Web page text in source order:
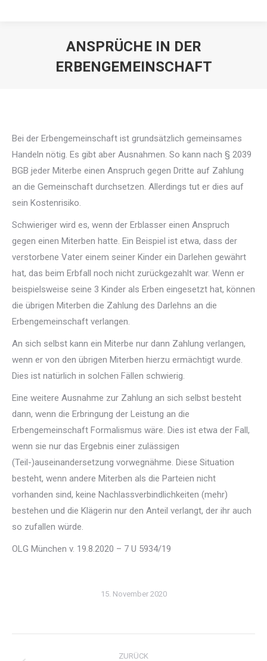
ANSPRÜCHE IN DER
ERBENGEMEINSCHAFT
Bei der Erbengemeinschaft ist grundsätzlich gemeinsames
Handeln nötig. Es gibt aber Ausnahmen. So kann nach § 2039
BGB jeder Miterbe einen Anspruch gegen Dritte auf Zahlung
an die Gemeinschaft durchsetzen. Allerdings tut er dies auf
sein Kostenrisiko.
Schwieriger wird es, wenn der Erblasser einen Anspruch
gegen einen Miterben hatte. Ein Beispiel ist etwa, dass der
verstorbene Vater einem seiner Kinder ein Darlehen gewährt
hat, das beim Erbfall noch nicht zurückgezahlt war. Wenn er
beispielsweise seine 3 Kinder als Erben eingesetzt hat, können
die übrigen Miterben die Zahlung des Darlehns an die
Erbengemeinschaft verlangen.
An sich selbst kann ein Miterbe nur dann Zahlung verlangen,
wenn er von den übrigen Miterben hierzu ermächtigt wurde.
Dies ist natürlich in solchen Fällen schwierig.
Eine weitere Ausnahme zur Zahlung an sich selbst besteht
dann, wenn die Erbringung der Leistung an die
Erbengemeinschaft Formalismus wäre. Dies ist etwa der Fall,
wenn sie nur das Ergebnis einer zulässigen
(Teil-)auseinandersetzung vorwegnähme. Diese Situation
besteht, wenn andere Miterben als die Parteien nicht
vorhanden sind, keine Nachlassverbindlichkeiten (mehr)
bestehen und die Klägerin nur den Anteil verlangt, der ihr auch
so zufallen würde.
OLG München v. 19.8.2020 – 7 U 5934/19
15. November 2020
Kommentarnavigation
ZURÜCK